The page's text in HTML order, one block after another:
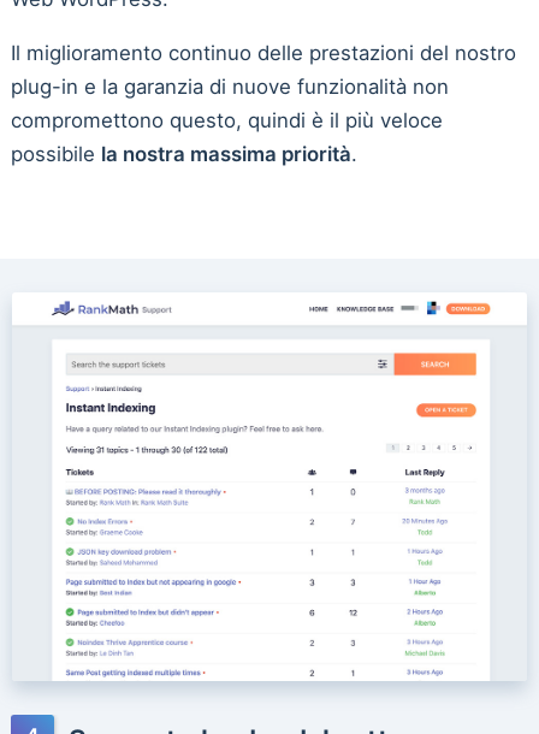
Il miglioramento continuo delle prestazioni del nostro
plug-in e la garanzia di nuove funzionalità non
compromettono questo, quindi è il più veloce
possibile la nostra massima priorità.